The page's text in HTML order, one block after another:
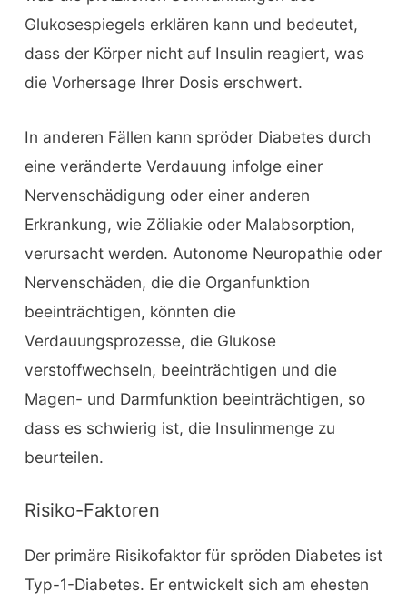
Glukosespiegels erklären kann und bedeutet,
dass der Körper nicht auf Insulin reagiert, was
die Vorhersage Ihrer Dosis erschwert.
In anderen Fällen kann spröder Diabetes durch
eine veränderte Verdauung infolge einer
Nervenschädigung oder einer anderen
Erkrankung, wie Zöliakie oder Malabsorption,
verursacht werden. Autonome Neuropathie oder
Nervenschäden, die die Organfunktion
beeinträchtigen, könnten die
Verdauungsprozesse, die Glukose
verstoffwechseln, beeinträchtigen und die
Magen- und Darmfunktion beeinträchtigen, so
dass es schwierig ist, die Insulinmenge zu
beurteilen.
Risiko-Faktoren
Der primäre Risikofaktor für spröden Diabetes ist
Typ-1-Diabetes. Er entwickelt sich am ehesten